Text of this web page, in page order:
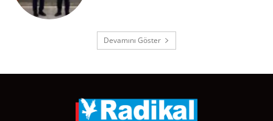
Devamını Göster